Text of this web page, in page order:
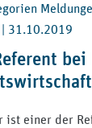
31.10.2019
bei
ist einer der